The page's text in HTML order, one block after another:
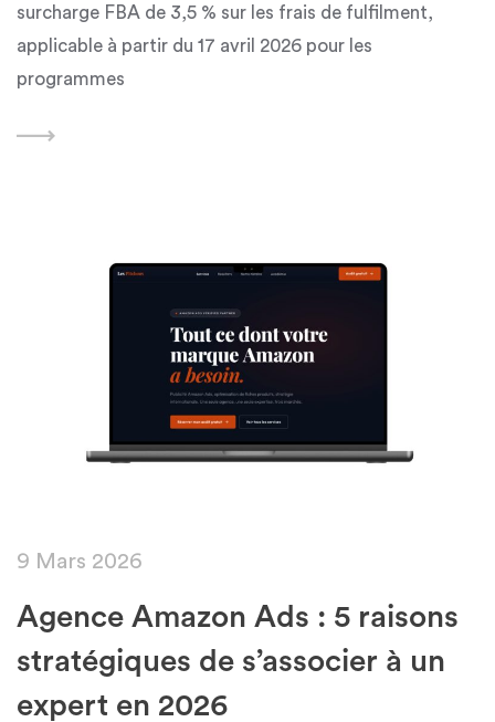
surcharge FBA de 3,5 % sur les frais de fulfilment,
applicable à partir du 17 avril 2026 pour les
programmes
Featured
9 Mars 2026
Agence Amazon Ads : 5 raisons
stratégiques de s’associer à un
expert en 2026